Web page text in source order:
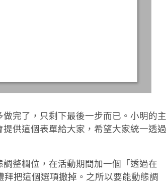
完了，只剩下最後一步而已。小明的主
供這個表單給大家，希望大家統一透過
整欄位，在活動期間加一個「透過在
把這個選項撤掉。之所以要能動態調